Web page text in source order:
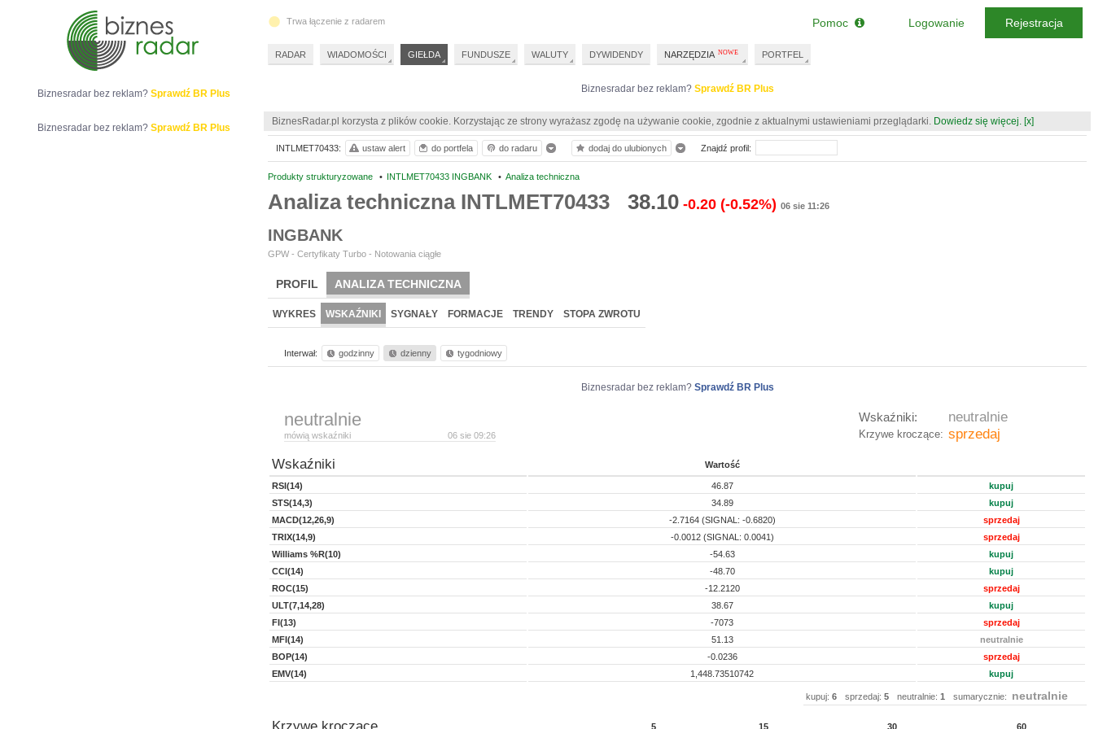
Biznesradar bez reklam? Sprawdź BR Plus
BiznesRadar.pl korzysta z plików cookie. Korzystając ze strony wyrażasz zgodę na używanie cookie, zgodnie z aktualnymi ustawieniami przeglądarki. Dowiedz się więcej. [x]
Produkty strukturyzowane • INTLMET70433 INGBANK • Analiza techniczna
Analiza techniczna INTLMET70433 38.10 -0.20 (-0.52%) 06 sie 11:26
INGBANK
GPW - Certyfikaty Turbo - Notowania ciągłe
PROFIL ANALIZA TECHNICZNA
WYKRES WSKAŹNIKI SYGNAŁY FORMACJE TRENDY STOPA ZWROTU
Interwał: godzinny dzienny tygodniowy
Biznesradar bez reklam? Sprawdź BR Plus
neutralnie
06 sie 09:26
mówią wskaźniki
neutralnie
Wskaźniki:
sprzedaj
Krzywe kroczące:
Wskaźniki Wartość
RSI(14) 46.87
kupuj
STS(14,3)
34.89
kupuj
MACD(12,26,9)
-2.7164 (SIGNAL: -0.6820)
sprzedaj
TRIX(14,9)
-0.0012 (SIGNAL: 0.0041)
sprzedaj
Williams %R(10)
-54.63
kupuj
CCI(14)
-48.70
kupuj
ROC(15)
-12.2120
sprzedaj
ULT(7,14,28)
38.67
kupuj
FI(13)
-7073
sprzedaj
MFI(14)
51.13
neutralnie
BOP(14)
-0.0236
sprzedaj
EMV(14)
1,448.73510742 kupuj
kupuj: 6 sprzedaj: 5 neutralnie: 1 sumarycznie: neutralnie
5 15 30 60
INTLMET70433: ustaw alert do portfela do radaru dodaj do ulubionych Znajdź profil:
Biznesradar bez reklam? Sprawdź BR Plus
Biznesradar bez reklam? Sprawdź BR Plus
Trwa łączenie z radarem
RADAR WIADOMOŚCI GIEŁDA FUNDUSZE WALUTY DYWIDENDY NARZĘDZIA PORTFEL
Pomoc Logowanie Rejestracja